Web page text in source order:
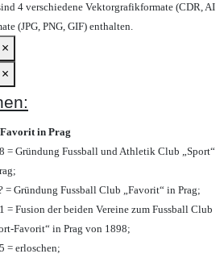
4 verschiedene Vektorgrafikformate (CDR, AI
(JPG, PNG, GIF) enthalten.
×
×
in Prag
= Gründung Fussball und Athletik Club „Sport“
= Gründung Fussball Club „Favorit“ in Prag;
= Fusion der beiden Vereine zum Fussball Club
Favorit“ in Prag von 1898;
= erloschen;